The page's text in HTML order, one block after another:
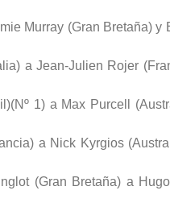
Murray (Gran Bretaña) y
a Jean-Julien Rojer
1) a Max Purcell
a Nick Kyrgios
(Gran Bretaña) a